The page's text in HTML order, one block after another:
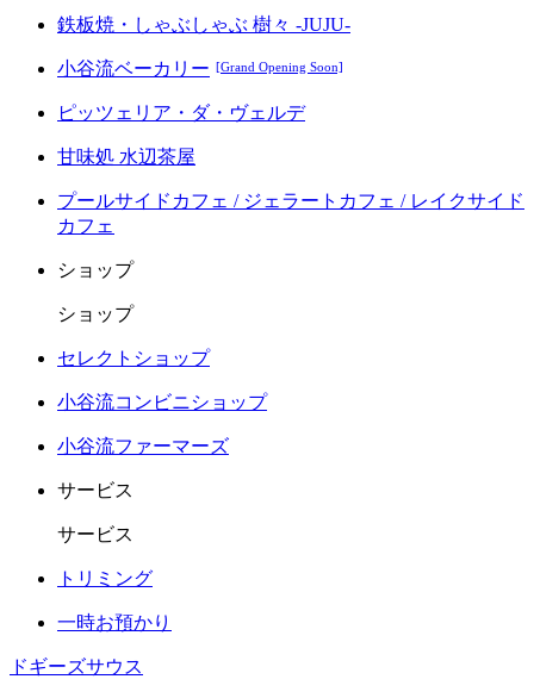
鉄板焼・しゃぶしゃぶ 樹々 -JUJU-
小谷流ベーカリー [Grand Opening Soon]
ピッツェリア・ダ・ヴェルデ
甘味処 水辺茶屋
プールサイドカフェ / ジェラートカフェ / レイクサイド
カフェ
ショップ
ショップ
セレクトショップ
小谷流コンビニショップ
小谷流ファーマーズ
サービス
サービス
トリミング
一時お預かり
ドギーズサウス